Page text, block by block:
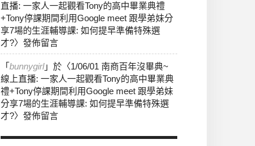
直播: 一家人一起觀看Tony的高中畢業典禮
+Tony停課期間利用Google meet 跟學弟妹分
享7場的生涯輔導課: 如何提早準備特殊選
才?〉發佈留言
「 bunnygirl」於〈1/06/01 南商百年沒畢典~
線上直播: 一家人一起觀看Tony的高中畢業典
禮+Tony停課期間利用Google meet 跟學弟妹
分享7場的生涯輔導課: 如何提早準備特殊選
才?〉發佈留言